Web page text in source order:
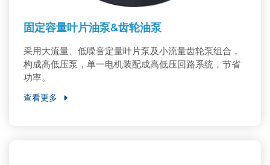
固定容量叶片油泵&齿轮油泵
采用大流量、低噪音定量叶片泵及小流量齿轮泵组合，
构成高低压泵，单一电机装配成高低压回路系统，节省
功率。
查看更多